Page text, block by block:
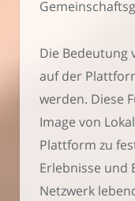
Die Bedeutung
auf der
werden. Diese
Image von
Plattform zu
Erlebnisse und
Netzwerk